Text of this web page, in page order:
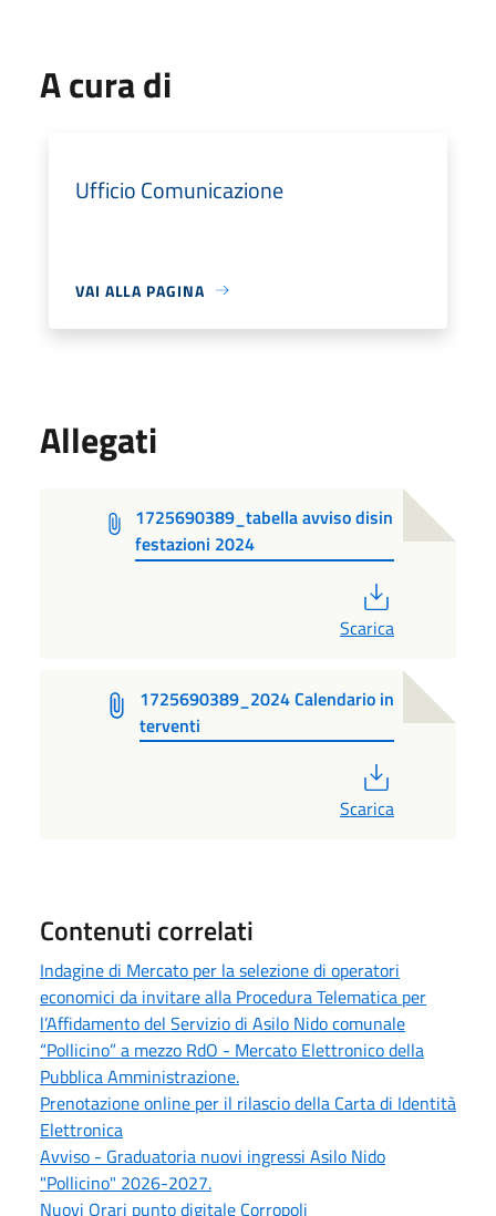
A cura di
Ufficio Comunicazione
VAI ALLA PAGINA
Allegati
1725690389_tabella avviso disin
festazioni 2024
Scarica
1725690389_2024 Calendario in
terventi
Scarica
Contenuti correlati
Indagine di Mercato per la selezione di operatori
economici da invitare alla Procedura Telematica per
l’Affidamento del Servizio di Asilo Nido comunale
“Pollicino” a mezzo RdO - Mercato Elettronico della
Pubblica Amministrazione.
Prenotazione online per il rilascio della Carta di Identità
Elettronica
Avviso - Graduatoria nuovi ingressi Asilo Nido
"Pollicino" 2026-2027.
Nuovi Orari punto digitale Corropoli